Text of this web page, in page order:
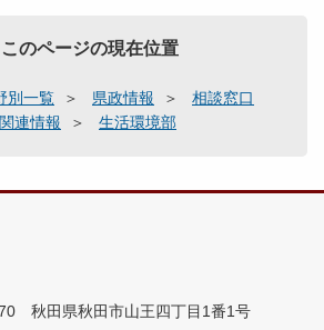
このページの現在位置
別一覧 県政情報
相談窓口
連情報
生活環境部
秋田県秋田市山王四丁目1番1号